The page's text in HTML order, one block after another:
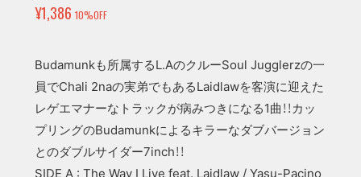
¥1,386 10%OFF
Budamunkも所属するL.AのクルーSoul Jugglerzの一
員でChali 2naの実弟でもあるLaidlawを客演に迎えた
レゲエマナーなトラックが病みつきになる1曲！！カッ
プリングのBudamunkによるキラーなダブバージョン
とのダブルサイダー7inch！！
SIDE A : The Way I Live feat. Laidlaw / Yasu-Pacino